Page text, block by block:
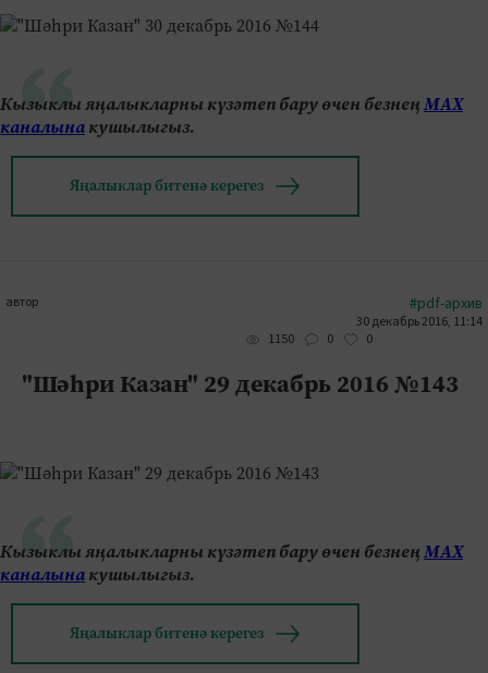
Кызыклы яңалыкларны күзәтеп бару өчен безнеңМАХ
каналынакушылыгыз.
Яңалыклар битенә керегез
автор #pdf-архив
30 декабрь 2016, 11:14
1150
0 0
"Шәһри Казан" 29 декабрь 2016 №143
Кызыклы яңалыкларны күзәтеп бару өчен безнеңМАХ
каналынакушылыгыз.
Яңалыклар битенә керегез